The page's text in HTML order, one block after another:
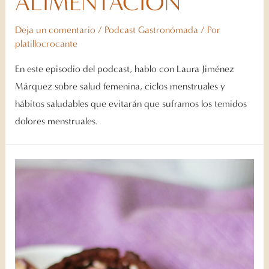
Deja un comentario / Podcast Gastronómada / Por
platillocrocante
En este episodio del podcast, hablo con Laura Jiménez
Márquez sobre salud femenina, ciclos menstruales y
hábitos saludables que evitarán que suframos los temidos
dolores menstruales.